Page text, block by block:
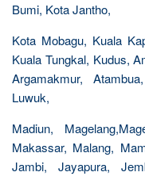
Bumi, Kota Jantho,
Kota Mobagu, Kuala
Kuala Tungkal, Kudus,
Argamakmur,
Luwuk,
Madiun,
Makassar, Malang,
Jambi, Jayapura,